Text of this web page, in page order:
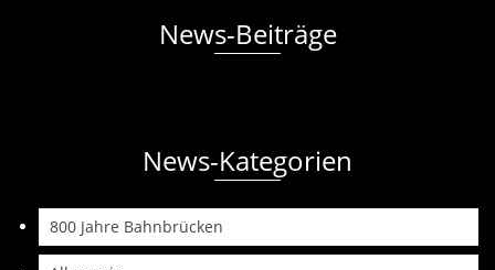
News-Beiträge
News-Kategorien
800 Jahre Bahnbrücken